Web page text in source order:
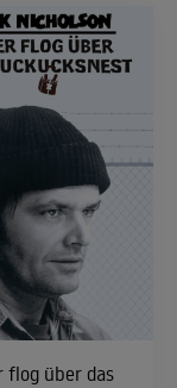
flog über das